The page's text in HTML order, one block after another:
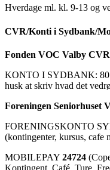
Hverdage ml. kl. 9-13 og
CVR/Konti i Sydbank/
Fonden VOC Valby
KONTO I SYDBANK:
husk at skriv hvad det
Foreningen Seniorhuset
FORENINGSKONTO
(kontingenter, kursus, cafe
MOBILEPAY 24724
Kontingent, Café, Ture,